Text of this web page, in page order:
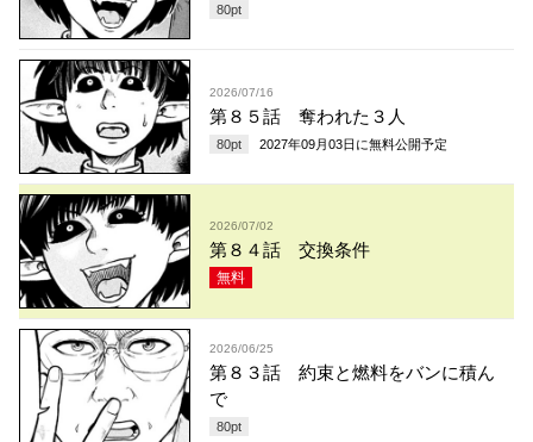
80pt
2026/07/16
第８５話 奪われた３人
80pt 2027年09月03日 に無料公開予定
2026/07/02
第８４話 交換条件
無料
2026/06/25
第８３話 約束と燃料をバンに積ん
で
80pt